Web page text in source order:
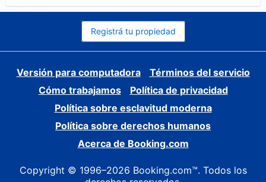
Registrá tu propiedad
Versión para computadora
Términos del servicio
Cómo trabajamos
Política de privacidad
Política sobre esclavitud moderna
Política sobre derechos humanos
Acerca de Booking.com
Copyright © 1996–2026 Booking.com™. Todos los